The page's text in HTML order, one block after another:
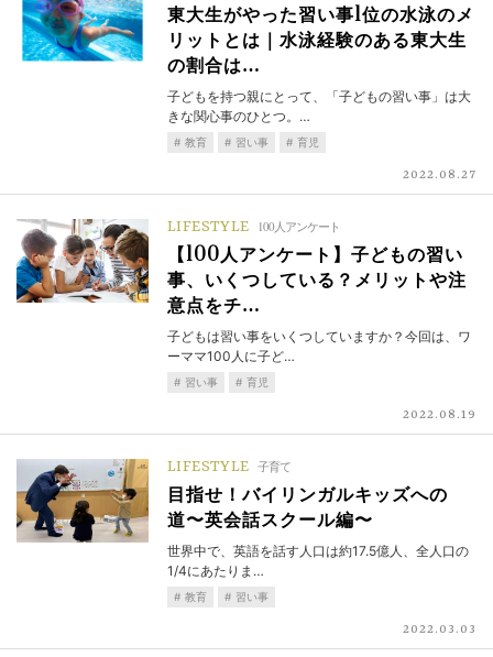
東大生がやった習い事1位の水泳のメ
リットとは｜水泳経験のある東大生
の割合は…
子どもを持つ親にとって、「子どもの習い事」は大
きな関心事のひとつ。…
教育 習い事 育児
2022.08.27
LIFESTYLE 100人アンケート
【100人アンケート】子どもの習い
事、いくつしている？メリットや注
意点をチ…
子どもは習い事をいくつしていますか？今回は、ワ
ーママ100人に子ど…
習い事 育児
2022.08.19
LIFESTYLE 子育て
目指せ！バイリンガルキッズへの
道〜英会話スクール編〜
世界中で、英語を話す人口は約17.5億人、全人口の
1/4にあたりま…
教育 習い事
2022.03.03